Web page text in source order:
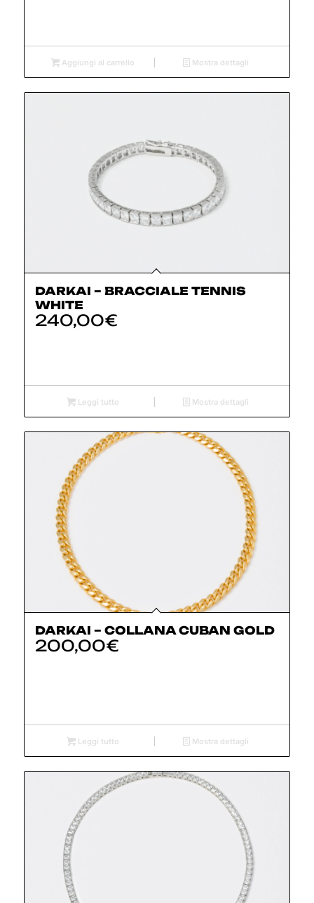
Aggiungi al carrello Mostra dettagli
DARKAI – BRACCIALE TENNIS
WHITE
240,00€
Leggi tutto Mostra dettagli
DARKAI – COLLANA CUBAN GOLD
200,00€
Leggi tutto Mostra dettagli